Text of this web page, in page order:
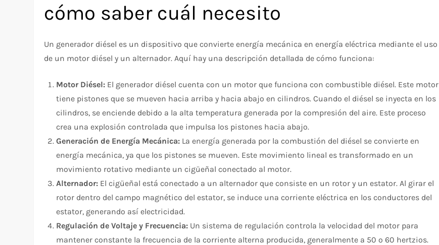
cómo saber cuál necesito
Un generador diésel es un dispositivo que convierte energía mecánica en energía eléctrica mediante el uso
de un motor diésel y un alternador. Aquí hay una descripción detallada de cómo funciona:
Motor Diésel: El generador diésel cuenta con un motor que funciona con combustible diésel. Este motor
tiene pistones que se mueven hacia arriba y hacia abajo en cilindros. Cuando el diésel se inyecta en los
cilindros, se enciende debido a la alta temperatura generada por la compresión del aire. Este proceso
crea una explosión controlada que impulsa los pistones hacia abajo.
Generación de Energía Mecánica: La energía generada por la combustión del diésel se convierte en
energía mecánica, ya que los pistones se mueven. Este movimiento lineal es transformado en un
movimiento rotativo mediante un cigüeñal conectado al motor.
Alternador: El cigüeñal está conectado a un alternador que consiste en un rotor y un estator. Al girar el
rotor dentro del campo magnético del estator, se induce una corriente eléctrica en los conductores del
estator, generando así electricidad.
Regulación de Voltaje y Frecuencia: Un sistema de regulación controla la velocidad del motor para
mantener constante la frecuencia de la corriente alterna producida, generalmente a 50 o 60 hertzios.